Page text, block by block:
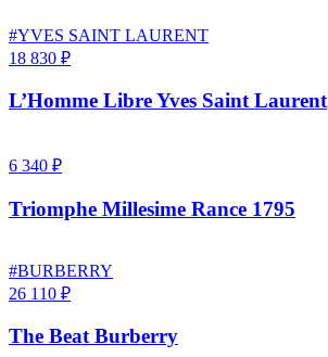
#YVES SAINT LAURENT
18 830 ₽
L’Homme Libre Yves Saint Laurent
6 340 ₽
Triomphe Millesime Rance 1795
#BURBERRY
26 110 ₽
The Beat Burberry